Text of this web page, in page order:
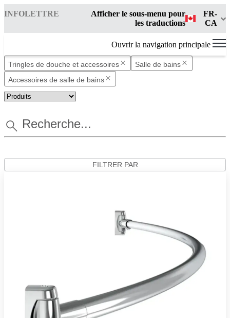
INFOLETTRE
Afficher le sous-menu pour
les traductions
FR-
CA
Ouvrir la navigation principale
Tringles de douche et accessoires
Salle de bains
Accessoires de salle de bains
FILTRER PAR